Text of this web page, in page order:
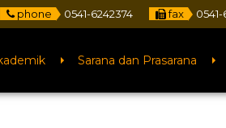
phone 0541-6242374 fax
Sarana dan Prasarana